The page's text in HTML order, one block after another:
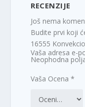
RECENZIJE
Još nema
Budite prvi koji
16555
Vaša adresa e-
Neophodna
Vaša Ocena*